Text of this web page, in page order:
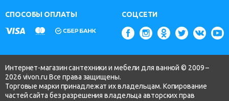
СПОСОБЫ ОПЛАТЫ СОЦСЕТИ
Интернет-магазин сантехники и мебели для ванной © 2009 –
2026 vivon.ru Все права защищены.
Торговые марки принадлежат их владельцам. Копирование
частей сайта без разрешения владельца авторских прав